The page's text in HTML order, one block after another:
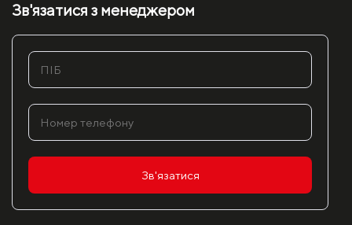
Зв'язатися з менеджером
Зв'язатися